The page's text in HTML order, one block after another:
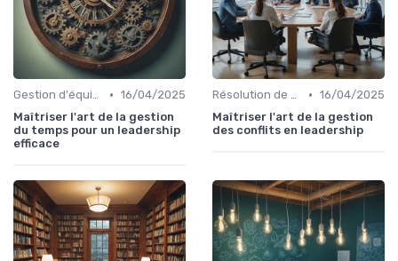
Gestion d'équipe • 16/04/2025
Maîtriser l'art de la gestion
du temps pour un leadership
efficace
Résolution de conflits • 16/04/2025
Maîtriser l'art de la gestion
des conflits en leadership